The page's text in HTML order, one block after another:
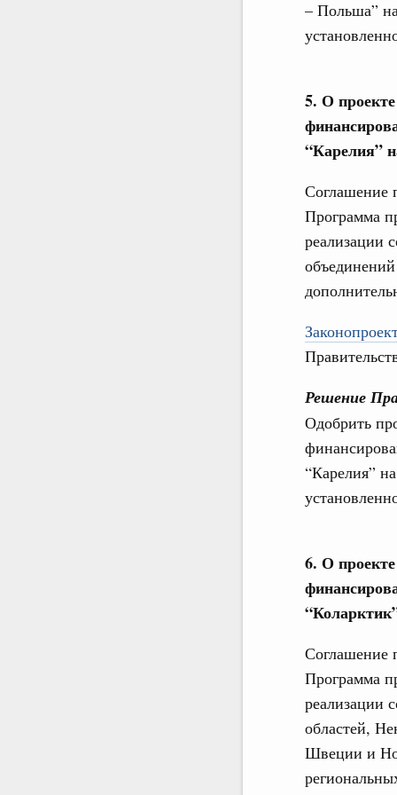
– Польша”
5. О
“Карелия”
Соглашение
Программа
реализации
Решение
Одобрить
“Карелия”
6. О
Соглашение
Программа
реализации
областей,
Швеции и